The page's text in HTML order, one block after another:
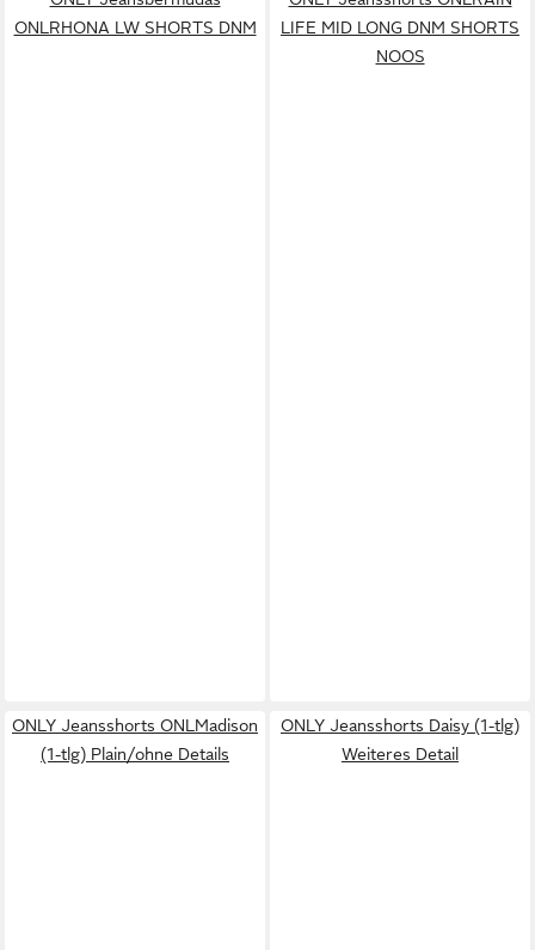
ONLRHONA LW SHORTS DNM
LIFE MID LONG DNM SHORTS
NOOS
ONLY Jeansshorts ONLMadison
(1-tlg) Plain/ohne Details
ONLY Jeansshorts Daisy (1-tlg)
Weiteres Detail